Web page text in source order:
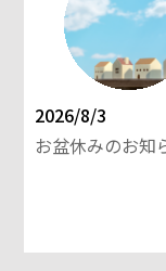
2026/8/3
お盆休みのお知